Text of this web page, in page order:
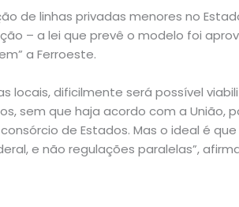
de linhas privadas menores no
– a lei que prevê o modelo foi
a Ferroeste.
locais, dificilmente será possível
sem que haja acordo com a União,
de Estados. Mas o ideal é
e não regulações paralelas”,